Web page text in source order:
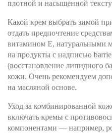
плотной и насыщенной
Какой крем выбрать зимой
отдать предпочтение
витамином Е, натуральными
на продукты с надписью
(восстановление липидного
кожи. Очень рекомендуем
на масляной основе.
Уход за комбинированной
включать кремы с
компонентами — например,